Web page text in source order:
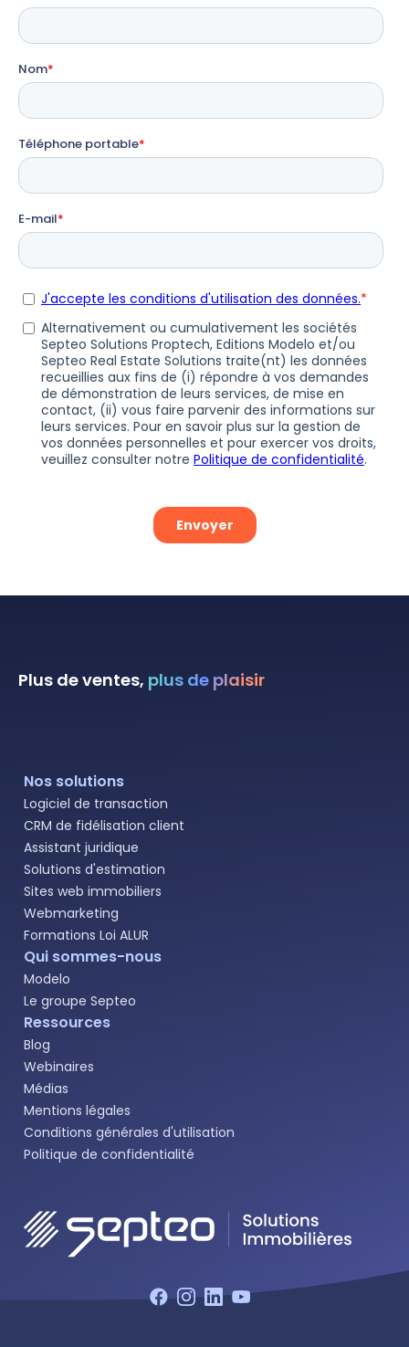
Plus de ventes, plus de plaisir
Nos solutions
Logiciel de transaction
CRM de fidélisation client
Assistant juridique
Solutions d'estimation
Sites web immobiliers
Webmarketing
Formations Loi ALUR
Qui sommes-nous
Modelo
Le groupe Septeo
Ressources
Blog
Webinaires
Médias
Mentions légales
Conditions générales d'utilisation
Politique de confidentialité